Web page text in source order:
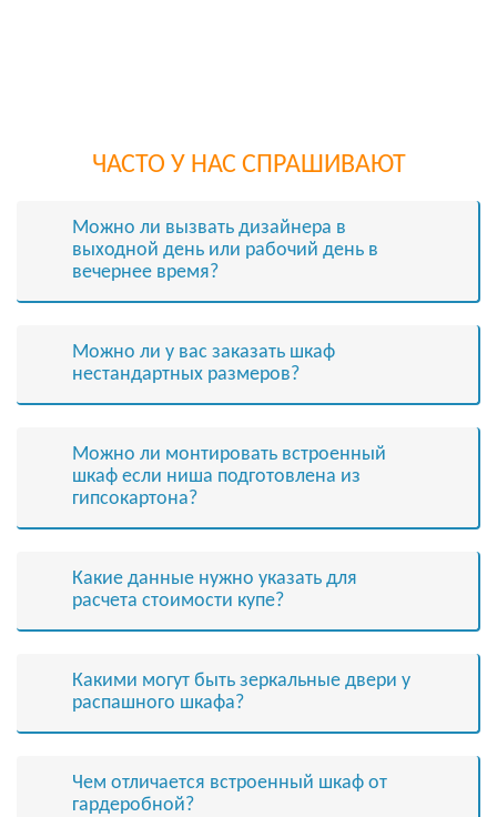
ЧАСТО У НАС СПРАШИВАЮТ
Можно ли вызвать дизайнера в
выходной день или рабочий день в
вечернее время?
Можно ли у вас заказать шкаф
нестандартных размеров?
Можно ли монтировать встроенный
шкаф если ниша подготовлена из
гипсокартона?
Какие данные нужно указать для
расчета стоимости купе?
Какими могут быть зеркальные двери у
распашного шкафа?
Чем отличается встроенный шкаф от
гардеробной?